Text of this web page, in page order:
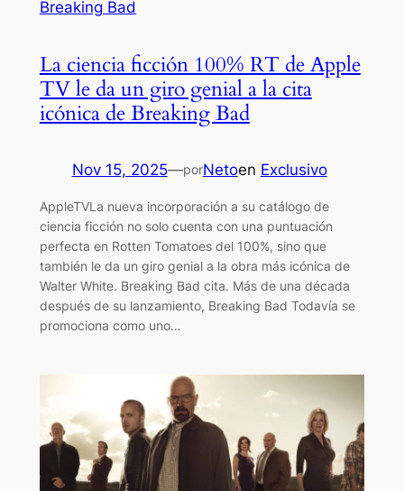
La ciencia ficción 100% RT de Apple
TV le da un giro genial a la cita
icónica de Breaking Bad
Nov 15, 2025—porNetoen Exclusivo
AppleTVLa nueva incorporación a su catálogo de
ciencia ficción no solo cuenta con una puntuación
perfecta en Rotten Tomatoes del 100%, sino que
también le da un giro genial a la obra más icónica de
Walter White. Breaking Bad cita. Más de una década
después de su lanzamiento, Breaking Bad Todavía se
promociona como uno…